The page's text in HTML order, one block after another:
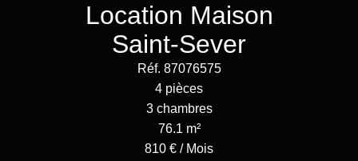
Location Maison
Saint-Sever
Réf. 87076575
4 pièces
3 chambres
76.1 m²
810 € / Mois